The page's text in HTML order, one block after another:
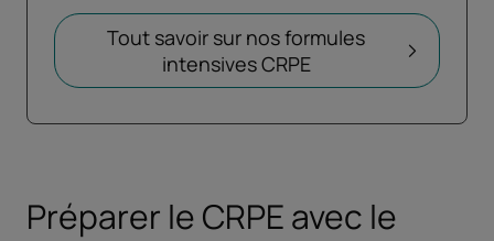
Tout savoir sur nos formules
intensives CRPEOuvrir dans un
Préparer le CRPE avec le